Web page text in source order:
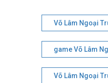
Võ Lâm Ngoại
game Võ Lâm
Võ Lâm Ngoại